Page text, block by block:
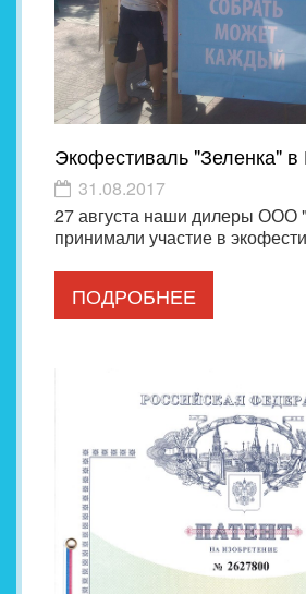
Экофестиваль "Зеленка" в
31.08.2017
27 августа наши дилеры ООО
принимали участие в
ПОДРОБНЕЕ